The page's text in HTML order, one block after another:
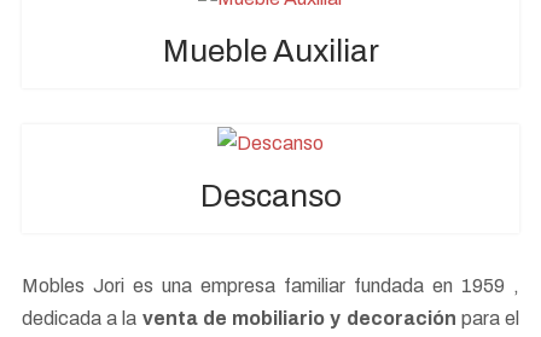
Mueble Auxiliar
Descanso
Mobles Jori es una empresa familiar fundada en 1959 ,
dedicada a la venta de mobiliario y decoración para el